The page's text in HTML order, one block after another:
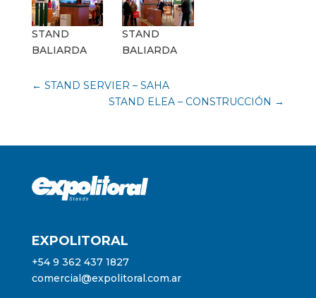
STAND
BALIARDA
STAND
BALIARDA
← STAND SERVIER – SAHA
STAND ELEA – CONSTRUCCIÓN →
EXPOLITORAL
+54 9 362 437 1827
comercial@expolitoral.com.ar